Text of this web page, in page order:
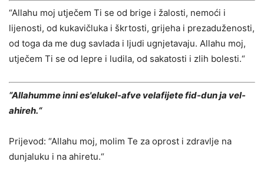
“Allahu moj utječem Ti se od brige i žalosti, nemoći i
lijenosti, od kukavičluka i škrtosti, grijeha i prezaduženosti,
od toga da me dug savlada i ljudi ugnjetavaju. Allahu moj,
utječem Ti se od lepre i ludila, od sakatosti i zlih bolesti.“
“Allahumme inni es'elukel-afve velafijete fid-dun ja vel-
ahireh.“
Prijevod: “Allahu moj, molim Te za oprost i zdravlje na
dunjaluku i na ahiretu.“